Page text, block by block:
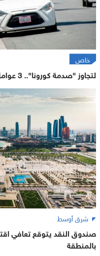
خاص
لتجاوز "صدمة كورونا".. 3 عوامل تعرقل انتعاش الاقتصاد العالمي
شرق أوسط
صندوق النقد يتوقع تعافي
بالمنطقة